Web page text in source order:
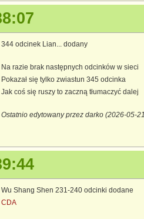
344 odcinek Lian... dodany
Na razie brak następnych odcinków w sieci
Pokazał się tylko zwiastun 345 odcinka
Jak coś się ruszy to zaczną tłumaczyć dalej
Ostatnio edytowany przez darko (2026-05-
Wu Shang Shen 231-240 odcinki dodane
CDA